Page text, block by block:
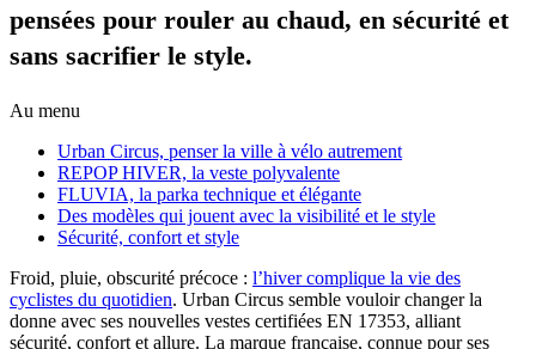
pensées pour rouler au chaud, en sécurité et
sans sacrifier le style.
Au menu
Urban Circus, penser la ville à vélo autrement
REPOP HIVER, la veste polyvalente
FLUVIA, la parka technique et élégante
Des modèles qui jouent avec la visibilité et le style
Sécurité, confort et style
Froid, pluie, obscurité précoce : l’hiver complique la vie des
cyclistes du quotidien. Urban Circus semble vouloir changer la
donne avec ses nouvelles vestes certifiées EN 17353, alliant
sécurité, confort et allure. La marque française, connue pour ses